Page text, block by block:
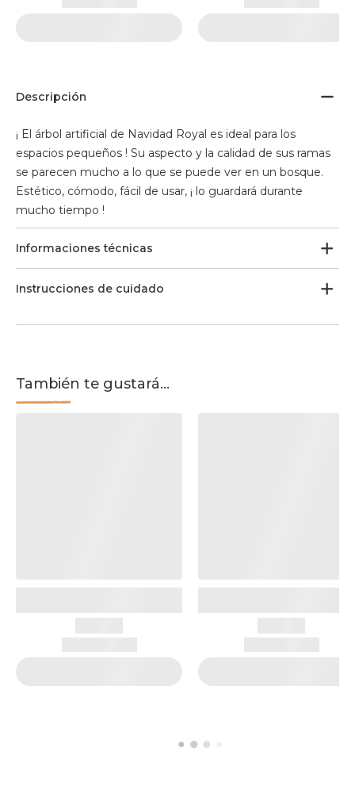
Descripción
¡ El árbol artificial de Navidad Royal es ideal para los
espacios pequeños ! Su aspecto y la calidad de sus ramas
se parecen mucho a lo que se puede ver en un bosque.
Estético, cómodo, fácil de usar, ¡ lo guardará durante
mucho tiempo !
Informaciones técnicas
Instrucciones de cuidado
También te gustará...